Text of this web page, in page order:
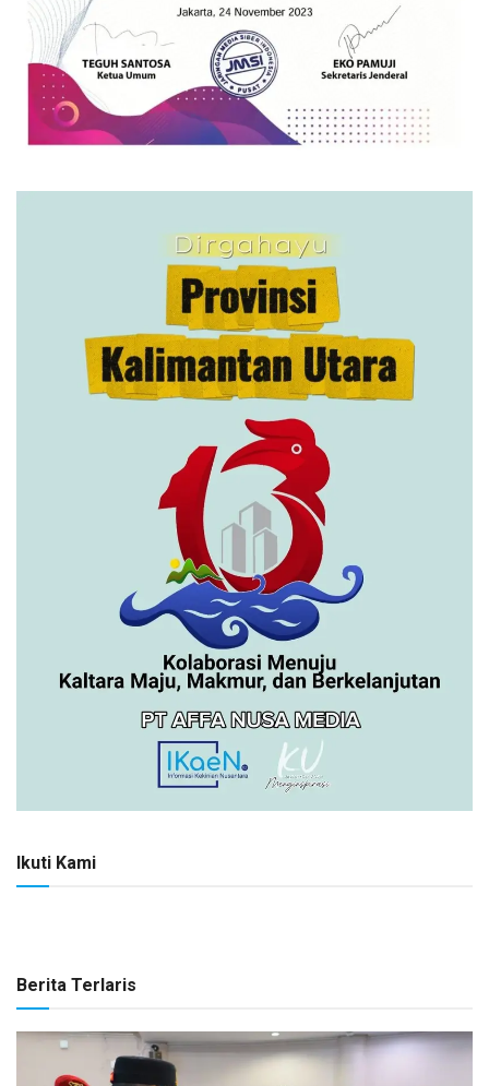
Ikuti Kami
Berita Terlaris